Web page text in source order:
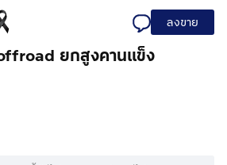
ลงขาย
ยกสูงคานแข็ง